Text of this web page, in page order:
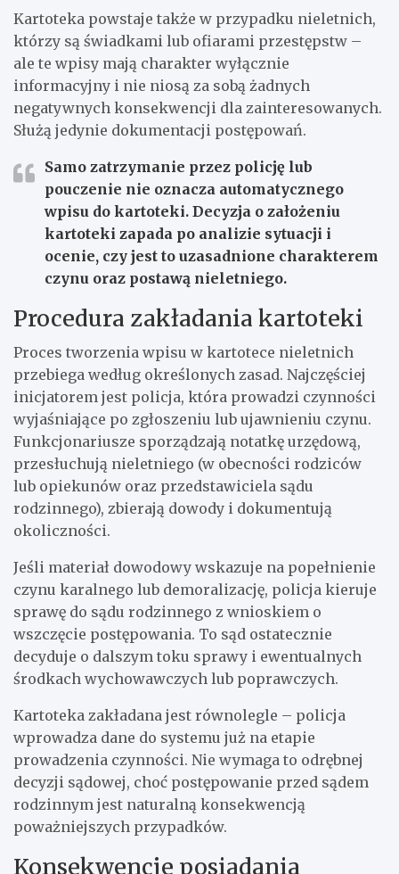
Kartoteka powstaje także w przypadku nieletnich,
którzy są świadkami lub ofiarami przestępstw –
ale te wpisy mają charakter wyłącznie
informacyjny i nie niosą za sobą żadnych
negatywnych konsekwencji dla zainteresowanych.
Służą jedynie dokumentacji postępowań.
Samo zatrzymanie przez policję lub
pouczenie nie oznacza automatycznego
wpisu do kartoteki. Decyzja o założeniu
kartoteki zapada po analizie sytuacji i
ocenie, czy jest to uzasadnione charakterem
czynu oraz postawą nieletniego.
Procedura zakładania kartoteki
Proces tworzenia wpisu w kartotece nieletnich
przebiega według określonych zasad. Najczęściej
inicjatorem jest policja, która prowadzi czynności
wyjaśniające po zgłoszeniu lub ujawnieniu czynu.
Funkcjonariusze sporządzają notatkę urzędową,
przesłuchują nieletniego (w obecności rodziców
lub opiekunów oraz przedstawiciela sądu
rodzinnego), zbierają dowody i dokumentują
okoliczności.
Jeśli materiał dowodowy wskazuje na popełnienie
czynu karalnego lub demoralizację, policja kieruje
sprawę do sądu rodzinnego z wnioskiem o
wszczęcie postępowania. To sąd ostatecznie
decyduje o dalszym toku sprawy i ewentualnych
środkach wychowawczych lub poprawczych.
Kartoteka zakładana jest równolegle – policja
wprowadza dane do systemu już na etapie
prowadzenia czynności. Nie wymaga to odrębnej
decyzji sądowej, choć postępowanie przed sądem
rodzinnym jest naturalną konsekwencją
poważniejszych przypadków.
Konsekwencje posiadania